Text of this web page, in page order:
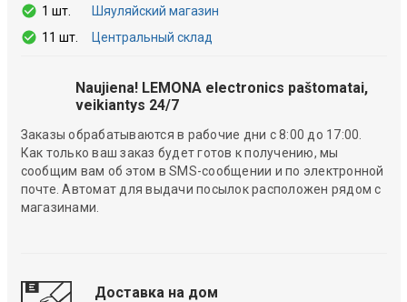
1 шт.
Шяуляйский магазин
11 шт.
Центральный склад
Naujiena! LEMONA electronics paštomatai,
veikiantys 24/7
Заказы обрабатываются в рабочие дни с 8:00 до 17:00.
Как только ваш заказ будет готов к получению, мы
сообщим вам об этом в SMS-сообщении и по электронной
почте. Автомат для выдачи посылок расположен рядом с
магазинами.
Доставка на дом